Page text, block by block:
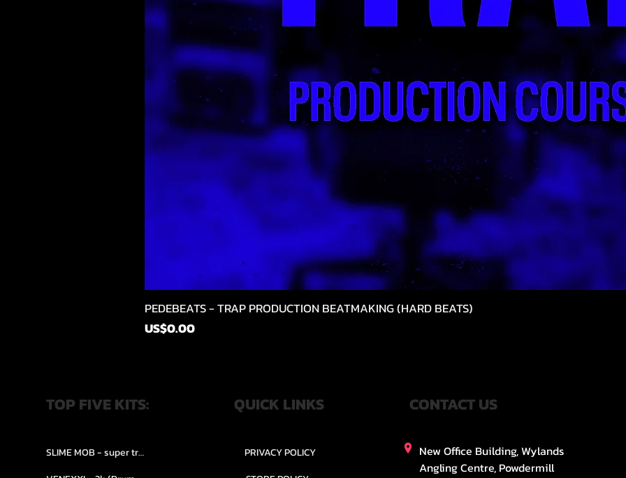
快速瀏覽
PEDEBEATS - TRAP PRODUCTION BEATMAKING (HARD BEATS)
價格
US$0.00
TOP FIVE KITS: QUICK LINKS CONTACT US
SLIME MOB - super trap.....
PRIVACY POLICY
New Office Building, Wylands
Angling Centre, Powdermill